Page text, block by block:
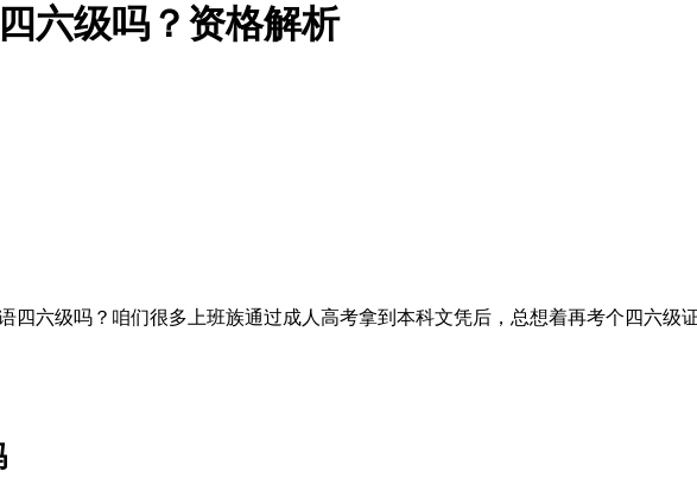
六级吗？资格解析
四六级吗？咱们很多上班族通过成人高考拿到本科文凭后，总想着再考个四六级